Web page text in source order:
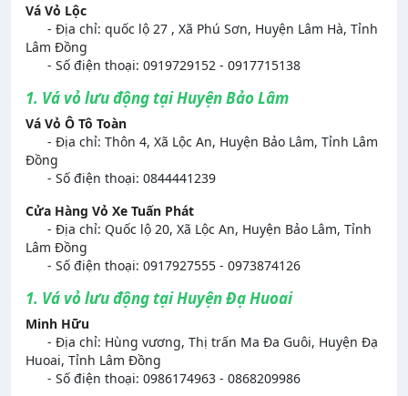
Vá Vỏ Lộc
- Địa chỉ: quốc lộ 27 , Xã Phú Sơn, Huyện Lâm Hà, Tỉnh
Lâm Đồng
- Số điện thoại: 0919729152 - 0917715138
1. Vá vỏ lưu động tại Huyện Bảo Lâm
Vá Vỏ Ô Tô Toàn
- Địa chỉ: Thôn 4, Xã Lộc An, Huyện Bảo Lâm, Tỉnh Lâm
Đồng
- Số điện thoại: 0844441239
Cửa Hàng Vỏ Xe Tuấn Phát
- Địa chỉ: Quốc lộ 20, Xã Lộc An, Huyện Bảo Lâm, Tỉnh
Lâm Đồng
- Số điện thoại: 0917927555 - 0973874126
1. Vá vỏ lưu động tại Huyện Đạ Huoai
Minh Hữu
- Địa chỉ: Hùng vương, Thị trấn Ma Đa Guôi, Huyện Đạ
Huoai, Tỉnh Lâm Đồng
- Số điện thoại: 0986174963 - 0868209986